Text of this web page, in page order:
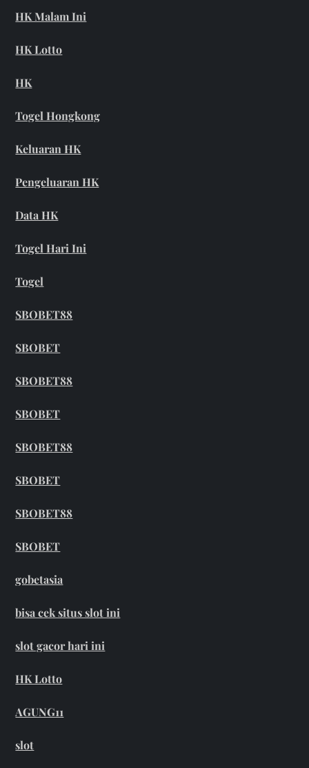
HK Malam Ini
HK Lotto
HK
Togel Hongkong
Keluaran HK
Pengeluaran HK
Data HK
Togel Hari Ini
Togel
SBOBET88
SBOBET
SBOBET88
SBOBET
SBOBET88
SBOBET
SBOBET88
SBOBET
gobetasia
bisa cek situs slot ini
slot gacor hari ini
HK Lotto
AGUNG11
slot